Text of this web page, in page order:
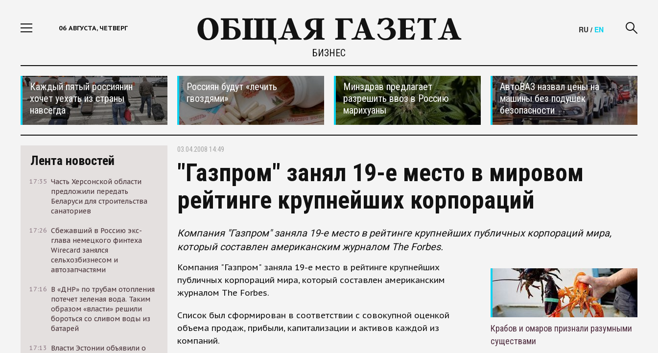
06 АВГУСТА, ЧЕТВЕРГ
БИЗНЕС
RU / EN
Каждый пятый россиянин
хочет уехать из страны
навсегда
Россиян будут «лечить
гвоздями»
Минздрав предлагает
разрешить ввоз в Россию
марихуаны
АвтоВАЗ назвал цены на
машины без подушек
безопасности
Лента новостей
17:35 Часть Херсонской области
предложили передать
Беларуси для строительства
санаториев
17:26 Сбежавший в Россию экс-
глава немецкого финтеха
Wirecard занялся
сельхозбизнесом и
автозапчастями
17:16 В «ДНР» по трубам отопления
потечет зеленая вода. Таким
образом «власти» решили
бороться со сливом воды из
батарей
17:13
Власти Эстонии объявили о
03.04.2008 14:49
"Газпром" занял 19-е место в мировом
рейтинге крупнейших корпораций
Компания "Газпром" заняла 19-е место в рейтинге крупнейших публичных корпораций мира,
который составлен американским журналом The Forbes.
Компания "Газпром" заняла 19-е место в рейтинге крупнейших
публичных корпораций мира, который составлен американским
журналом The Forbes.
Список был сформирован в соответствии с совокупной оценкой
объема продаж, прибыли, капитализации и активов каждой из
компаний.
Крабов и омаров признали разумными
существами